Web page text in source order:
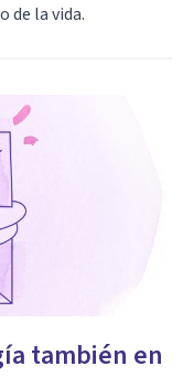
de la vida.
también en